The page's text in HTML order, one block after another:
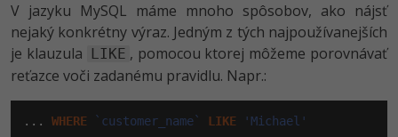
Kotlin -80%
Céčko -80%
VB.NET
MS Office -80%
Google Dokumenty
Adobe After Effects
Blender -80%
Inkscape
V jazyku MySQL máme mnoho spôsobov, ako nájsť
nejaký konkrétny výraz. Jedným z tých najpoužívanejších
je klauzula
LIKE , pomocou ktorej môžeme porovnávať
reťazce voči zadanému pravidlu. Napr.:
... WHERE `customer_name` LIKE 'Michael'